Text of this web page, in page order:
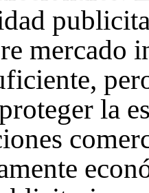
mercado
la